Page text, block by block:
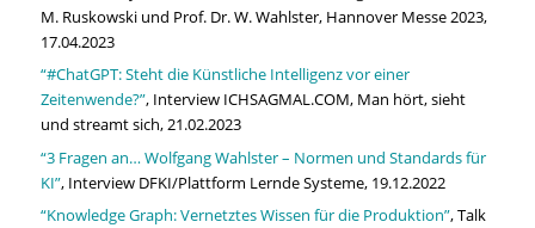
M. Ruskowski und Prof. Dr. W. Wahlster, Hannover Messe 2023,
17.04.2023
“#ChatGPT: Steht die Künstliche Intelligenz vor einer
Zeitenwende?”, Interview ICHSAGMAL.COM, Man hört, sieht
und streamt sich, 21.02.2023
“3 Fragen an… Wolfgang Wahlster – Normen und Standards für
KI”, Interview DFKI/Plattform Lernde Systeme, 19.12.2022
“Knowledge Graph: Vernetztes Wissen für die Produktion”, Talk